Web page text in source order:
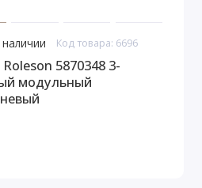
Код товара: 6696
5870348 3-
модульный